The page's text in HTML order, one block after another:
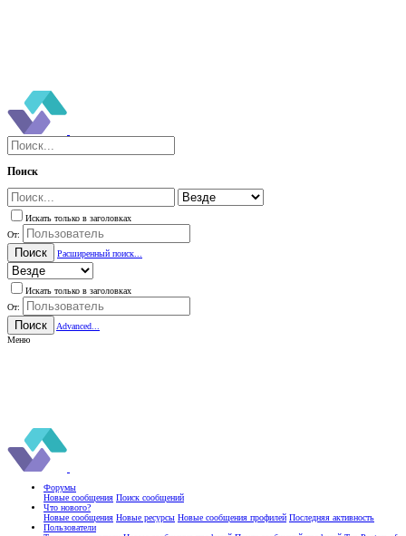
Поиск
Искать только в заголовках
От:
Поиск Расширенный поиск...
Искать только в заголовках
От:
Поиск
Advanced...
Меню
Форумы
Новые сообщения Поиск сообщений
Что нового?
Новые сообщения Новые ресурсы Новые сообщения профилей Последняя активность
Пользователи